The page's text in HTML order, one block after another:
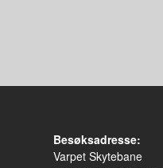
Besøksadresse:
Varpet Skytebane